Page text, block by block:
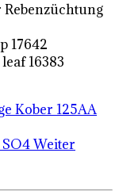
Kober 125AA
SO4Weiter